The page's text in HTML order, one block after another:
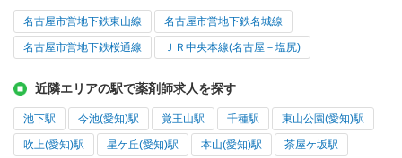
名古屋市営地下鉄東山線 名古屋市営地下鉄名城線
名古屋市営地下鉄桜通線 ＪＲ中央本線(名古屋－塩尻)
近隣エリアの駅で薬剤師求人を探す
池下駅 今池(愛知)駅 覚王山駅 千種駅 東山公園(愛知)駅
吹上(愛知)駅 星ケ丘(愛知)駅 本山(愛知)駅 茶屋ケ坂駅